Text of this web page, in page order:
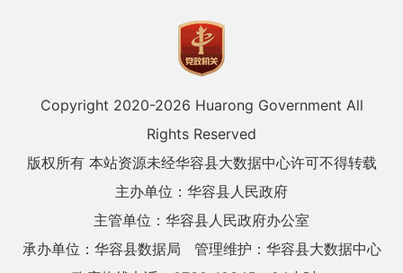
Copyright 2020-2026 Huarong Government All
Rights Reserved
版权所有 本站资源未经华容县大数据中心许可不得转载
主办单位：华容县人民政府
主管单位：华容县人民政府办公室
承办单位：华容县数据局
管理维护：华容县大数据中心